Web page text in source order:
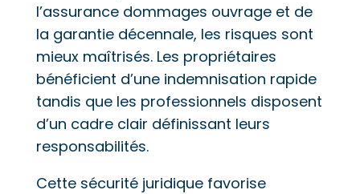
l’assurance dommages ouvrage et de
la garantie décennale, les risques sont
mieux maîtrisés. Les propriétaires
bénéficient d’une indemnisation rapide
tandis que les professionnels disposent
d’un cadre clair définissant leurs
responsabilités.
Cette sécurité juridique favorise